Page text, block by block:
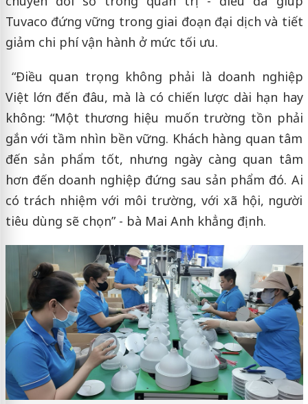
Tuvaco đứng vững trong giai đoạn đại dịch và tiết
giảm chi phí vận hành ở mức tối ưu.
“Điều quan trọng không phải là doanh nghiệp
Việt lớn đến đâu, mà là có chiến lược dài hạn hay
không: “Một thương hiệu muốn trường tồn phải
gắn với tầm nhìn bền vững. Khách hàng quan tâm
đến sản phẩm tốt, nhưng ngày càng quan tâm
hơn đến doanh nghiệp đứng sau sản phẩm đó. Ai
có trách nhiệm với môi trường, với xã hội, người
tiêu dùng sẽ chọn” - bà Mai Anh khẳng định.